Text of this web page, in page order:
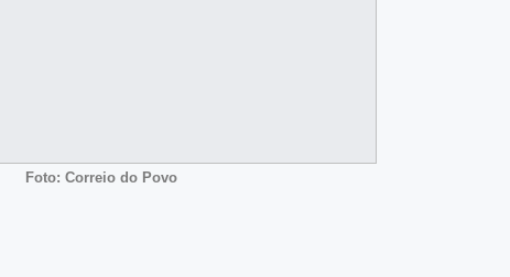
Foto: Correio do Povo